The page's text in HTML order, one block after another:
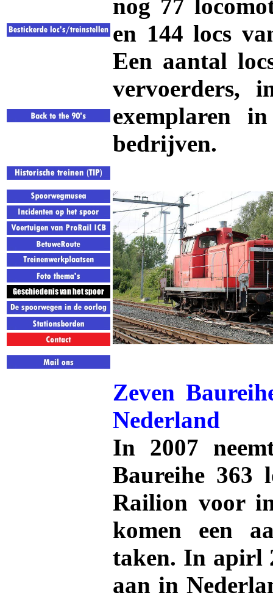
nog 77
en 144 locs
Een aantal
vervoerders,
exemplaren
bedrijven.
Zeven
Nederland
In 2007
Baureihe 363
Railion voor
komen een
taken. In apirl
aan in